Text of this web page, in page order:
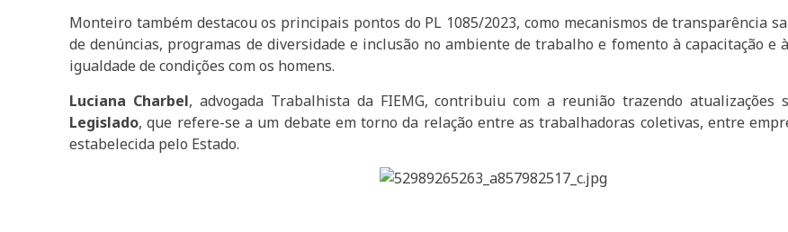
Monteiro também destacou os principais pontos do PL 1085/2023, como mecanismos de transparência
de denúncias, programas de diversidade e inclusão no ambiente de trabalho e fomento à capacitação
igualdade de condições com os homens.
Luciana Charbel, advogada Trabalhista da FIEMG, contribuiu com a reunião trazendo atualizações
Legislado, que refere-se a um debate em torno da relação entre as trabalhadoras coletivas, entre
estabelecida pelo Estado.